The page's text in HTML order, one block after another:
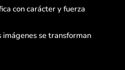
con carácter y fuerza
se transforman